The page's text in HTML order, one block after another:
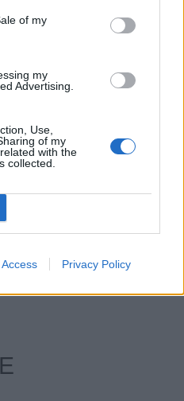
of my
my
Advertising.
Use,
of my
with the
collected.
Privacy Policy